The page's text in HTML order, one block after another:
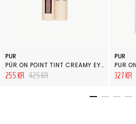
PUR
PÜR ON POINT TINT CREAMY EYESHADOW & PRIMER WITH PEPTIDES SATIN
255 KR 425 KR
PUR
327 KR